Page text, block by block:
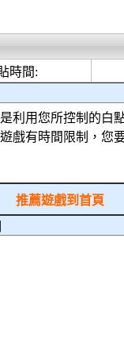
時間:
利用您所控制的白
戲有時間限制，您
推薦遊戲到首頁